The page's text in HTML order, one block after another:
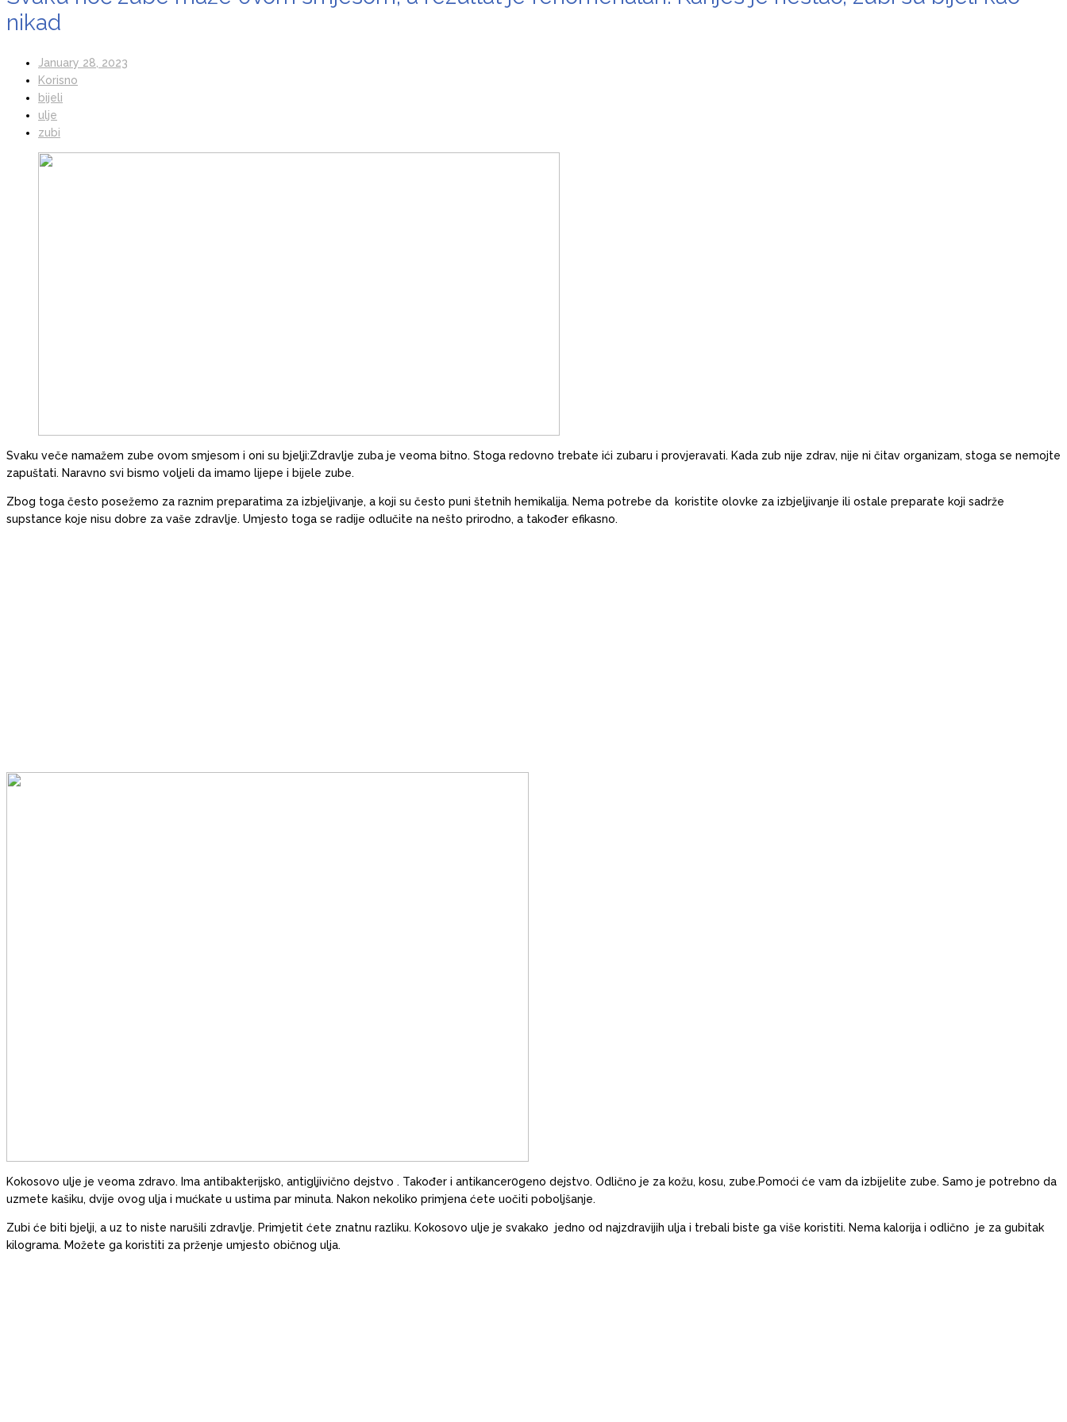
nikad
January 28, 2023
Korisno
bijeli
ulje
zubi
Svaku veče namažem zube ovom smjesom i oni su bjelji:Zdravlje zuba je veoma bitno. Stoga redovno trebate ići zubaru i provjeravati. Kada zub nije zdrav, nije ni čitav organizam, stoga se nemojte
zapuštati. Naravno svi bismo voljeli da imamo lijepe i bijele zube.
Zbog toga često posežemo za raznim preparatima za izbjeljivanje, a koji su često puni štetnih hemikalija. Nema potrebe da koristite olovke za izbjeljivanje ili ostale preparate koji sadrže
supstance koje nisu dobre za vaše zdravlje. Umjesto toga se radije odlučite na nešto prirodno, a također efikasno.
Kokosovo ulje je veoma zdravo. Ima antibakterijsk0, antigljivično dejstvo . Također i antikancer0geno dejstvo. Odlično je za kožu, kosu, zube.Pomoći će vam da izbijelite zube. Samo je potrebno da
uzmete kašiku, dvije ovog ulja i mućkate u ustima par minuta. Nakon nekoliko primjena ćete uočiti poboljšanje.
Zubi će biti bjelji, a uz to niste narušili zdravlje. Primjetit ćete znatnu razliku. Kokosovo ulje je svakako jedno od najzdravijih ulja i trebali biste ga više koristiti. Nema kalorija i odlično je za gubitak
kilograma. Možete ga koristiti za prženje umjesto običnog ulja.